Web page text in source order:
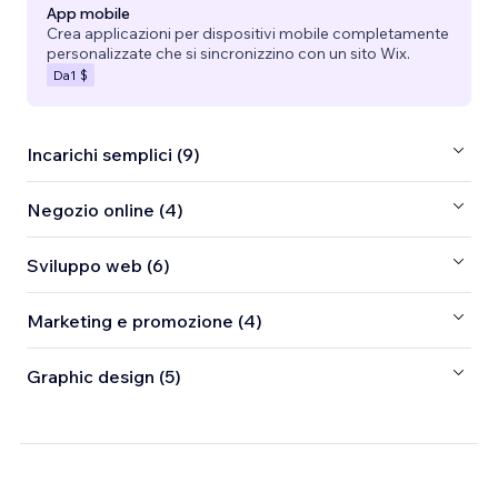
App mobile
Crea applicazioni per dispositivi mobile completamente
personalizzate che si sincronizzino con un sito Wix.
Da1 $
Incarichi semplici (9)
Negozio online (4)
Sviluppo web (6)
Marketing e promozione (4)
Graphic design (5)